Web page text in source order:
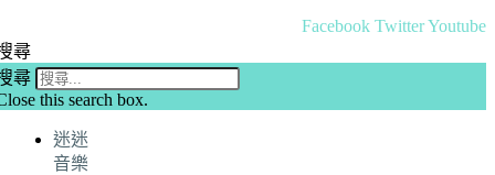
Facebook TwitterYoutube
尋
尋
this search box.
迷迷
音樂